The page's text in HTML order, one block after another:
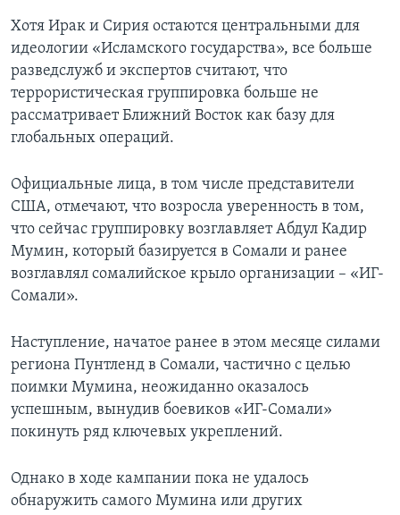
Хотя Ирак и Сирия остаются центральными для
идеологии «Исламского государства», все больше
разведслужб и экспертов считают, что
террористическая группировка больше не
рассматривает Ближний Восток как базу для
глобальных операций.
Официальные лица, в том числе представители
США, отмечают, что возросла уверенность в том,
что сейчас группировку возглавляет Абдул Кадир
Мумин, который базируется в Сомали и ранее
возглавлял сомалийское крыло организации – «ИГ-
Сомали».
Наступление, начатое ранее в этом месяце силами
региона Пунтленд в Сомали, частично с целью
поимки Мумина, неожиданно оказалось
успешным, вынудив боевиков «ИГ-Сомали»
покинуть ряд ключевых укреплений.
Однако в ходе кампании пока не удалось
обнаружить самого Мумина или других